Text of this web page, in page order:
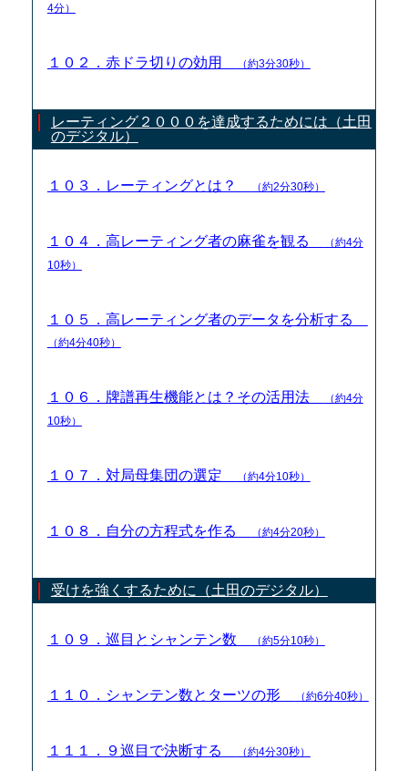
4分）
１０２．赤ドラ切りの効用 （約3分30秒）
レーティング２０００を達成するためには（土田
のデジタル）
１０３．レーティングとは？ （約2分30秒）
１０４．高レーティング者の麻雀を観る
（約4分
10秒）
１０５．高レーティング者のデータを分析する
（約4分40秒）
１０６．牌譜再生機能とは？その活用法
（約4分
10秒）
１０７．対局母集団の選定 （約4分10秒）
１０８．自分の方程式を作る （約4分20秒）
受けを強くするために（土田のデジタル）
１０９．巡目とシャンテン数 （約5分10秒）
１１０．シャンテン数とターツの形 （約6分40秒）
１１１．９巡目で決断する （約4分30秒）